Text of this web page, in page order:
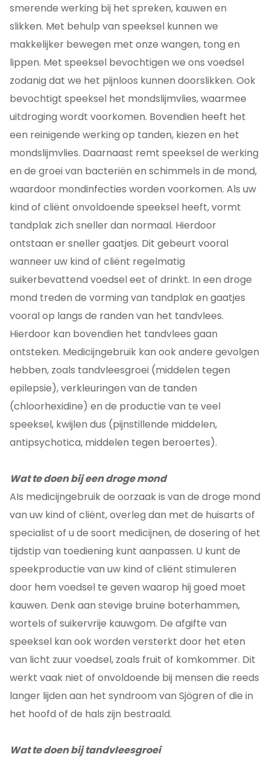
smerende werking bij het spreken, kauwen en
slikken. Met behulp van speeksel kunnen we
makkelijker bewegen met onze wangen, tong en
lippen. Met speeksel bevochtigen we ons voedsel
zodanig dat we het pijnloos kunnen doorslikken. Ook
bevochtigt speeksel het mondslijmvlies, waarmee
uitdroging wordt voorkomen. Bovendien heeft het
een reinigende werking op tanden, kiezen en het
mondslijmvlies. Daarnaast remt speeksel de werking
en de groei van bacteriën en schimmels in de mond,
waardoor mondinfecties worden voorkomen. Als uw
kind of cliënt onvoldoende speeksel heeft, vormt
tandplak zich sneller dan normaal. Hierdoor
ontstaan er sneller gaatjes. Dit gebeurt vooral
wanneer uw kind of cliënt regelmatig
suikerbevattend voedsel eet of drinkt. In een droge
mond treden de vorming van tandplak en gaatjes
vooral op langs de randen van het tandvlees.
Hierdoor kan bovendien het tandvlees gaan
ontsteken. Medicijngebruik kan ook andere gevolgen
hebben, zoals tandvleesgroei (middelen tegen
epilepsie), verkleuringen van de tanden
(chloorhexidine) en de productie van te veel
speeksel, kwijlen dus (pijnstillende middelen,
antipsychotica, middelen tegen beroertes).
Wat te doen bij een droge mond
AIs medicijngebruik de oorzaak is van de droge mond
van uw kind of cliënt, overleg dan met de huisarts of
specialist of u de soort medicijnen, de dosering of het
tijdstip van toediening kunt aanpassen. U kunt de
speekproductie van uw kind of cliënt stimuleren
door hem voedsel te geven waarop hij goed moet
kauwen. Denk aan stevige bruine boterhammen,
wortels of suikervrije kauwgom. De afgifte van
speeksel kan ook worden versterkt door het eten
van licht zuur voedsel, zoals fruit of komkommer. Dit
werkt vaak niet of onvoldoende bij mensen die reeds
langer lijden aan het syndroom van Sjögren of die in
het hoofd of de hals zijn bestraald.
Wat te doen bij tandvleesgroei